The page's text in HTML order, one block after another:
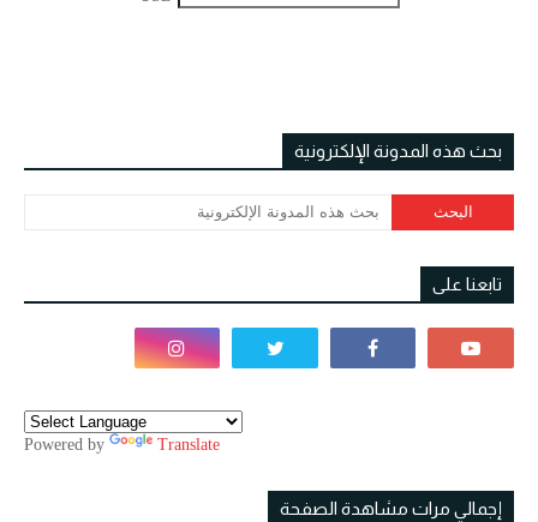
بحث هذه المدونة الإلكترونية
تابعنا على
Powered by Translate
إجمالي مرات مشاهدة الصفحة